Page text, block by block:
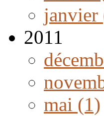
janvier
2011
mai (1)